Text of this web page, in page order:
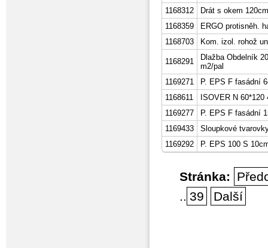
1168312
Drát s okem 120cm
1168359
ERGO protisněh.
1168703
Kom. izol. rohož
1168291
Dlažba Obdelník
m2/pal
1169271
P. EPS F fasádní
1168611
ISOVER N
1169277
P. EPS F fasádní
1169433
Sloupkové
1169292
P. EPS 100 S
Stránka:
.. 39 Další